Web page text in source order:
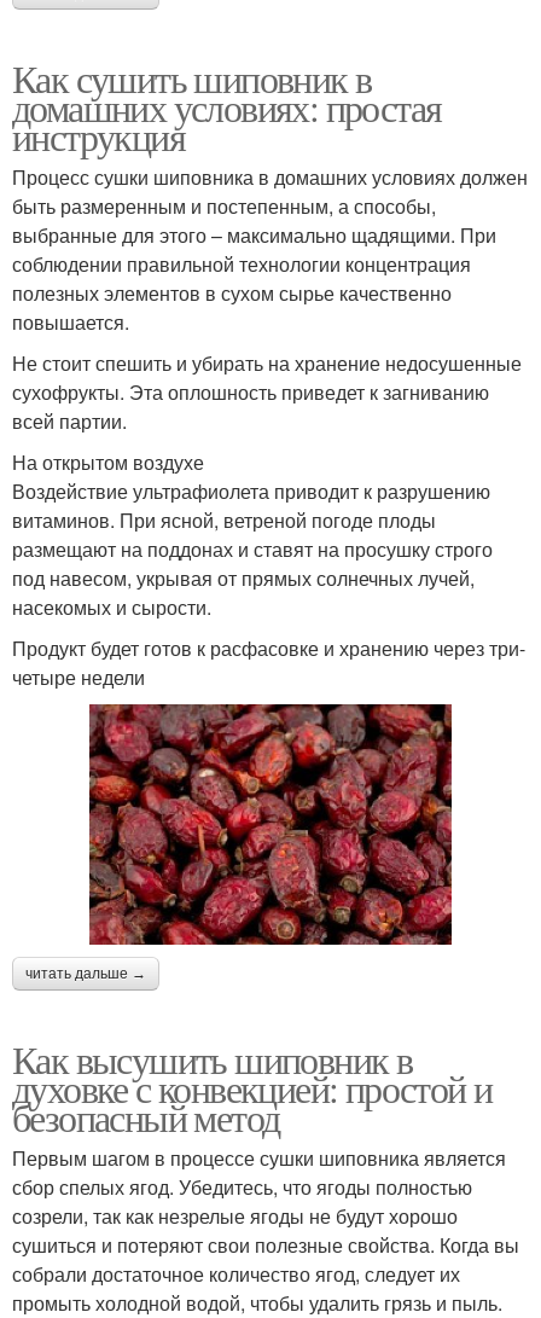
Как сушить шиповник в
домашних условиях: простая
инструкция
Процесс сушки шиповника в домашних условиях должен
быть размеренным и постепенным, а способы,
выбранные для этого – максимально щадящими. При
соблюдении правильной технологии концентрация
полезных элементов в сухом сырье качественно
повышается.
Не стоит спешить и убирать на хранение недосушенные
сухофрукты. Эта оплошность приведет к загниванию
всей партии.
На открытом воздухе
Воздействие ультрафиолета приводит к разрушению
витаминов. При ясной, ветреной погоде плоды
размещают на поддонах и ставят на просушку строго
под навесом, укрывая от прямых солнечных лучей,
насекомых и сырости.
Продукт будет готов к расфасовке и хранению через три-
четыре недели
читать дальше →
Как высушить шиповник в
духовке с конвекцией: простой и
безопасный метод
Первым шагом в процессе сушки шиповника является
сбор спелых ягод. Убедитесь, что ягоды полностью
созрели, так как незрелые ягоды не будут хорошо
сушиться и потеряют свои полезные свойства. Когда вы
собрали достаточное количество ягод, следует их
промыть холодной водой, чтобы удалить грязь и пыль.